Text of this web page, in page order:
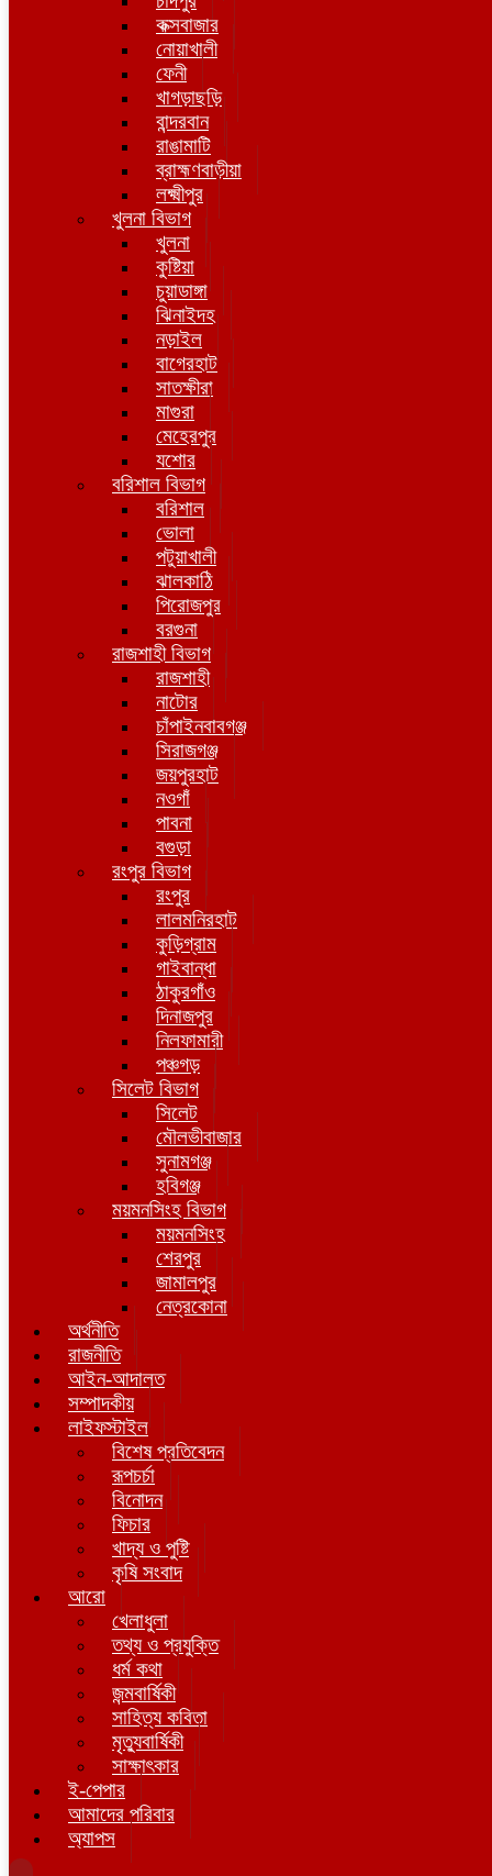
কক্সবাজার
নোয়াখালী
ফেনী
খাগড়াছড়ি
বান্দরবান
রাঙামাটি
ব্রাহ্মণবাড়ীয়া
লক্ষ্মীপুর
খুলনা বিভাগ
খুলনা
কুষ্টিয়া
চুয়াডাঙ্গা
ঝিনাইদহ
নড়াইল
বাগেরহাট
সাতক্ষীরা
মাগুরা
মেহেরপুর
যশোর
বরিশাল বিভাগ
বরিশাল
ভোলা
পটুয়াখালী
ঝালকাঠি
পিরোজপুর
বরগুনা
রাজশাহী বিভাগ
রাজশাহী
নাটোর
চাঁপাইনবাবগঞ্জ
সিরাজগঞ্জ
জয়পুরহাট
নওগাঁ
পাবনা
বগুড়া
রংপুর বিভাগ
রংপুর
লালমনিরহাট
কুড়িগ্রাম
গাইবান্ধা
ঠাকুরগাঁও
দিনাজপুর
নিলফামারী
পঞ্চগড়
সিলেট বিভাগ
সিলেট
মৌলভীবাজার
সুনামগঞ্জ
হবিগঞ্জ
ময়মনসিংহ বিভাগ
ময়মনসিংহ
শেরপুর
জামালপুর
নেত্রকোনা
অর্থনীতি
রাজনীতি
আইন-আদালত
সম্পাদকীয়
লাইফস্টাইল
বিশেষ প্রতিবেদন
রূপচর্চা
বিনোদন
ফিচার
খাদ্য ও পুষ্টি
কৃষি সংবাদ
আরো
খেলাধুলা
তথ্য ও প্রযুক্তি
ধর্ম কথা
জন্মবার্ষিকী
সাহিত্য কবিতা
মৃত্যুবার্ষিকী
সাক্ষাৎকার
ই-পেপার
আমাদের পরিবার
অ্যাপস